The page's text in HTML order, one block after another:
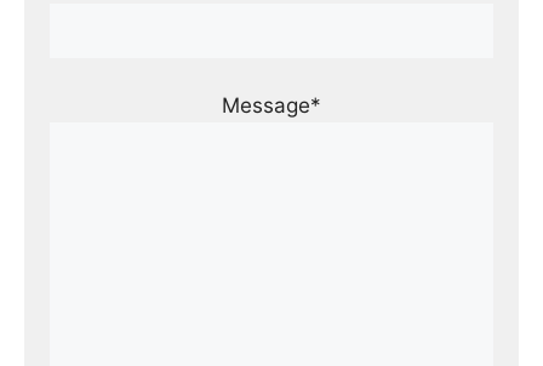
Message*